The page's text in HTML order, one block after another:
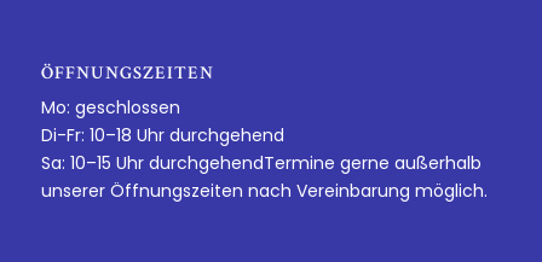
ÖFFNUNGSZEITEN
Mo: geschlossen
Di-Fr: 10–18 Uhr durchgehend
Sa: 10–15 Uhr durchgehendTermine gerne außerhalb
unserer Öffnungszeiten nach Vereinbarung möglich.